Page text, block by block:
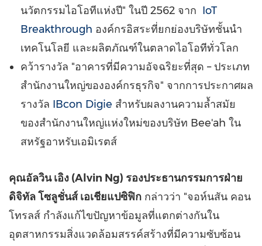
นวัตกรรมไอโอทีแห่งปี" ในปี 2562 จาก IoT
Breakthrough องค์กรอิสระที่ยกย่องบริษัทชั้นนำ
เทคโนโลยี และผลิตภัณฑ์ในตลาดไอโอทีทั่วโลก
คว้ารางวัล "อาคารที่มีความอัจฉริยะที่สุด – ประเภท
สำนักงานใหญ่ขององค์กรธุรกิจ" จากการประกาศผล
รางวัล IBcon Digie สำหรับผลงานความล้ำสมัย
ของสำนักงานใหญ่แห่งใหม่ของบริษัท Bee'ah ใน
สหรัฐอาหรับเอมิเรตส์
คุณอัลวิน เอิง (Alvin Ng) รองประธานกรรมการฝ่าย
ดิจิทัล โซลูชั่นส์ เอเชียแปซิฟิก กล่าวว่า "จอห์นสัน คอน
โทรลส์ กำลังแก้ไขปัญหาข้อมูลที่แตกต่างกันใน
อุตสาหกรรมสิ่งแวดล้อมสรรค์สร้างที่มีความซับซ้อน